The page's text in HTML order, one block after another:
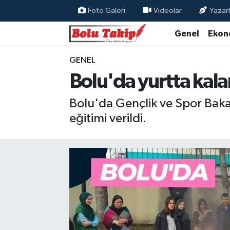
Foto Galeri Videolar
Genel
GENEL
Bolu'da yurtta
Bolu'da Gençlik ve Spor
eğitimi verildi.